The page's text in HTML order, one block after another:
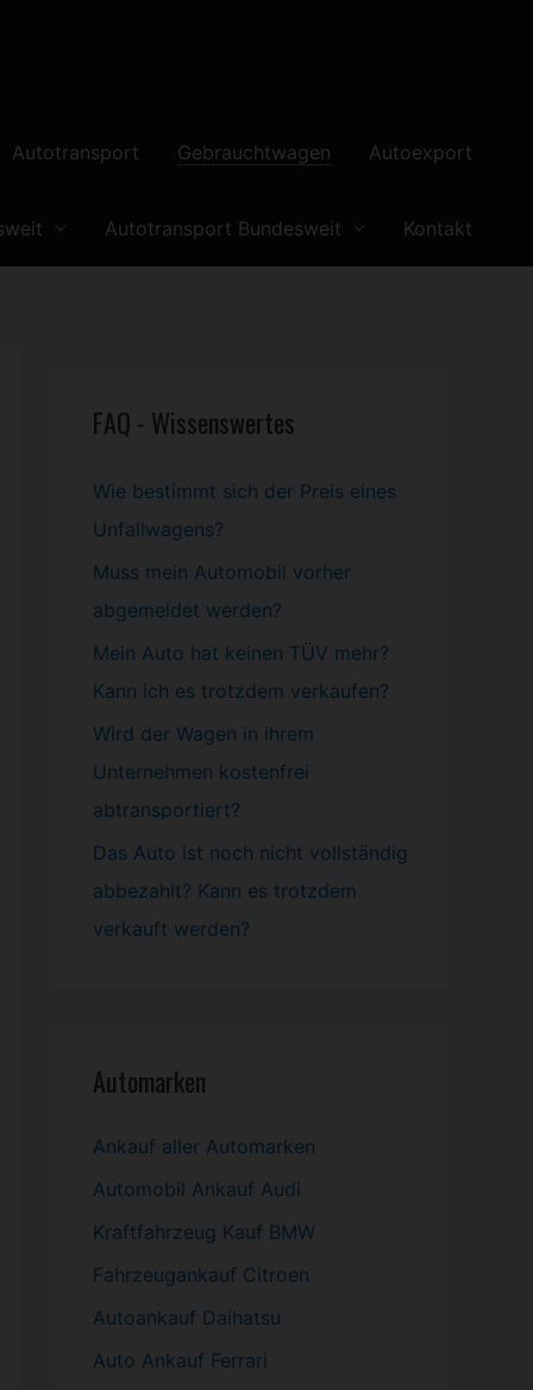
Autotransport Gebrauchtwagen Autoexport
Autotransport Bundesweit Kontakt
FAQ - Wissenswertes
Wie bestimmt sich der Preis eines
Unfallwagens?
Muss mein Automobil vorher
abgemeldet werden?
Mein Auto hat keinen TÜV mehr?
Kann ich es trotzdem verkaufen?
Wird der Wagen in ihrem
Unternehmen kostenfrei
abtransportiert?
Das Auto ist noch nicht vollständig
abbezahlt? Kann es trotzdem
verkauft werden?
Automarken
Ankauf aller Automarken
Automobil Ankauf Audi
Kraftfahrzeug Kauf BMW
Fahrzeugankauf Citroen
Autoankauf Daihatsu
Auto Ankauf Ferrari